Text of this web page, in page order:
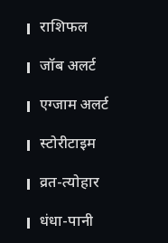
राशिफल
जॉब अलर्ट
एग्जाम अलर्ट
स्टोरीटाइम
व्रत-त्योहार
धंधा-पानी